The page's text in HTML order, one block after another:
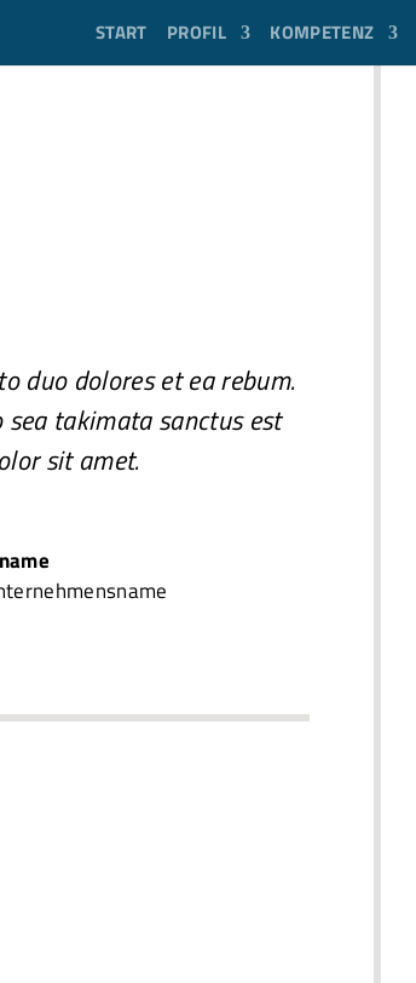
START PROFIL KOMPETENZ
duo dolores et ea rebum.
takimata sanctus est
sit amet.